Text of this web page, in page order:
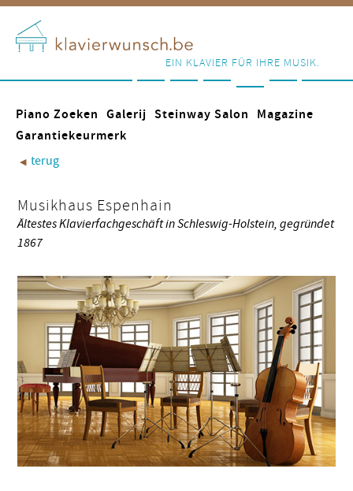
EIN KLAVIER FÜR IHRE MUSIK.
Piano Zoeken Galerij Steinway Salon
Magazine
Garantiekeurmerk
◀︎ terug
Musikhaus Espenhain
Ältestes Klavierfachgeschäft in Schleswig-Holstein, gegründet
1867